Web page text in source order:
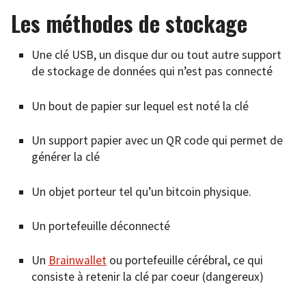
Les méthodes de stockage
Une clé USB, un disque dur ou tout autre support
de stockage de données qui n’est pas connecté
Un bout de papier sur lequel est noté la clé
Un support papier avec un QR code qui permet de
générer la clé
Un objet porteur tel qu’un bitcoin physique.
Un portefeuille déconnecté
Un Brainwallet ou portefeuille cérébral, ce qui
consiste à retenir la clé par coeur (dangereux)